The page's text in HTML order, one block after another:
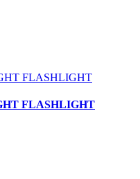
FLASHLIGHT